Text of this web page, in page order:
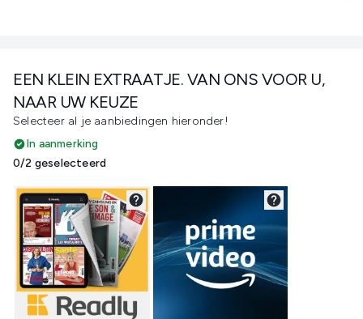
EEN KLEIN EXTRAATJE. VAN ONS VOOR U,
NAAR UW KEUZE
Selecteer al je aanbiedingen hieronder!
In aanmerking
0/2 geselecteerd